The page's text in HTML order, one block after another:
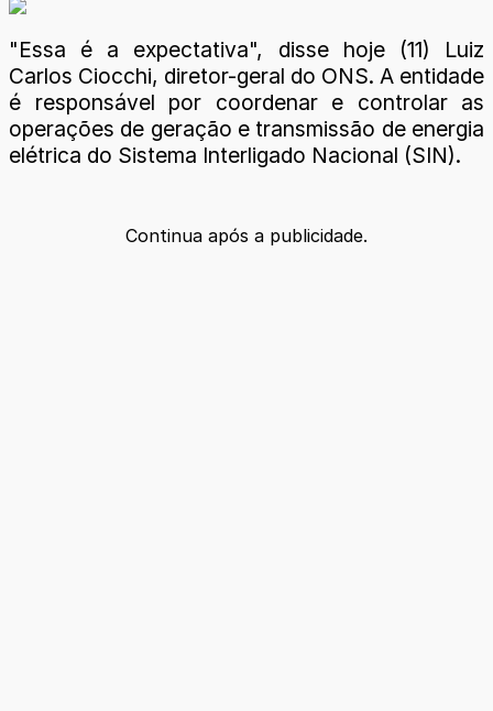
"Essa é a expectativa", disse hoje (11) Luiz
Carlos Ciocchi, diretor-geral do ONS. A entidade
é responsável por coordenar e controlar as
operações de geração e transmissão de energia
elétrica do Sistema Interligado Nacional (SIN).
Continua após a publicidade.